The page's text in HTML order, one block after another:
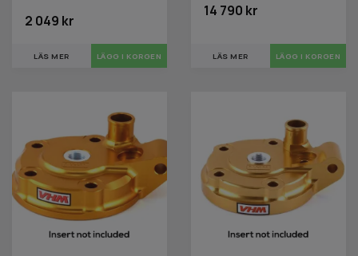
2 049 kr
LÄS MER
14 790 kr
LÄS MER